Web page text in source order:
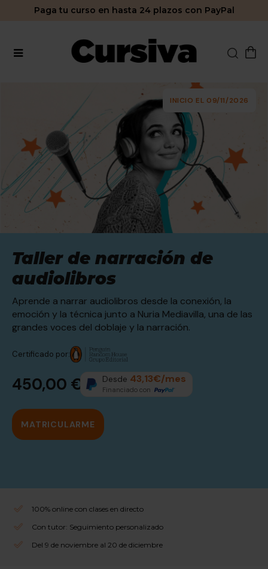
Paga tu curso en hasta 24 plazos con PayPal
INICIO EL 09/11/2026
Taller de narración de
audiolibros
Aprende a narrar audiolibros desde la conexión, la
emoción y la técnica junto a Nuria Mediavilla, una de las
grandes voces del doblaje y la narración.
Certificado por:
450,00 € Desde 43,13€/mes
Financiado con
MATRICULARME
100% online con clases en directo
Con tutor: Seguimiento personalizado
Del 9 de noviembre al 20 de diciembre